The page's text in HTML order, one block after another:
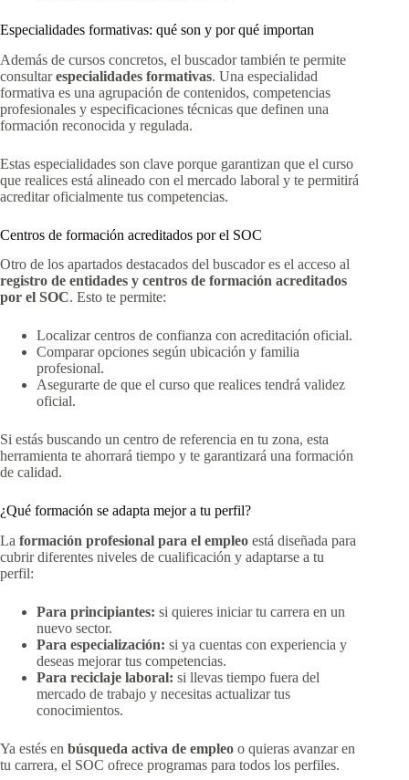
Especialidades formativas: qué son y por qué importan
Además de cursos concretos, el buscador también te permite
consultarespecialidades formativas. Una especialidad
formativa es una agrupación de contenidos, competencias
profesionales y especificaciones técnicas que definen una
formación reconocida y regulada.
Estas especialidades son clave porque garantizan que el curso
que realices está alineado con el mercado laboral y te permitirá
acreditar oficialmente tus competencias.
Centros de formación acreditados por el SOC
Otro de los apartados destacados del buscador es el acceso al
registro de entidades y centros de formación acreditados
por el SOC. Esto te permite:
Localizar centros de confianza con acreditación oficial.
Comparar opciones según ubicación y familia
profesional.
Asegurarte de que el curso que realices tendrá validez
oficial.
Si estás buscando un centro de referencia en tu zona, esta
herramienta te ahorrará tiempo y te garantizará una formación
de calidad.
¿Qué formación se adapta mejor a tu perfil?
La formación profesional para el empleo está diseñada para
cubrir diferentes niveles de cualificación y adaptarse a tu
perfil:
Para principiantes: si quieres iniciar tu carrera en un
nuevo sector.
Para especialización: si ya cuentas con experiencia y
deseas mejorar tus competencias.
Para reciclaje laboral: si llevas tiempo fuera del
mercado de trabajo y necesitas actualizar tus
conocimientos.
Ya estés en búsqueda activa de empleo o quieras avanzar en
tu carrera, el SOC ofrece programas para todos los perfiles.